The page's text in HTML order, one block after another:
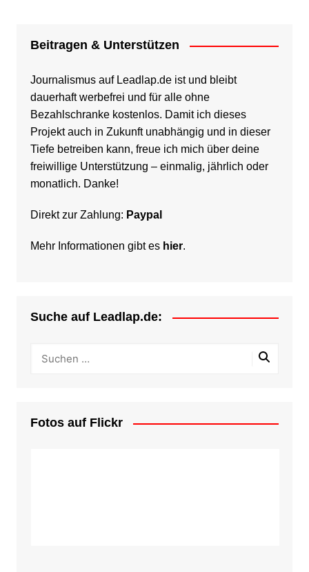
Beitragen & Unterstützen
Journalismus auf Leadlap.de ist und bleibt
dauerhaft werbefrei und für alle ohne
Bezahlschranke kostenlos. Damit ich dieses
Projekt auch in Zukunft unabhängig und in dieser
Tiefe betreiben kann, freue ich mich über deine
freiwillige Unterstützung – einmalig, jährlich oder
monatlich. Danke!
Direkt zur Zahlung: Paypal
Mehr Informationen gibt es hier.
Suche auf Leadlap.de:
Fotos auf Flickr